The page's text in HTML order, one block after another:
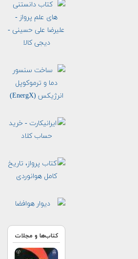
کتاب‌ها و مجلات